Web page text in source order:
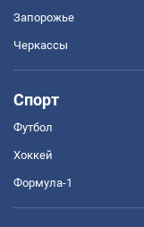
Запорожье
Черкассы
Спорт
Футбол
Хоккей
Формула-1